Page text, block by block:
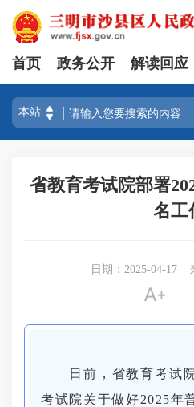
首页 政务公开 解读回应
省教育考试院部署
名工
日期：2025-04-17

日前，省教育考试
考试院关于做好2025年